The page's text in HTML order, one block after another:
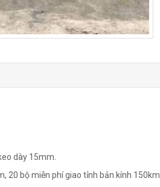
dày 15mm.
20 bộ miễn phí giao tỉnh bản kính 150km.